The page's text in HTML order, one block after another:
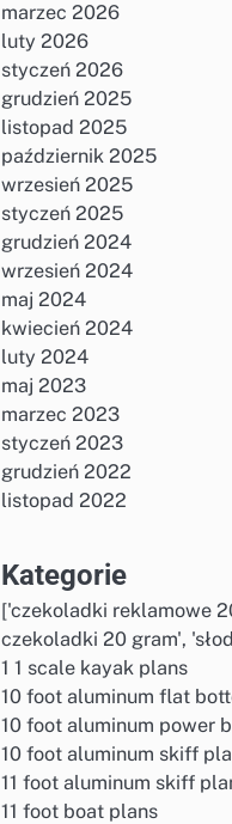
marzec 2026
luty 2026
styczeń 2026
grudzień 2025
listopad 2025
październik 2025
wrzesień 2025
styczeń 2025
grudzień 2024
wrzesień 2024
maj 2024
kwiecień 2024
luty 2024
maj 2023
marzec 2023
styczeń 2023
grudzień 2022
listopad 2022
Kategorie
['czekoladki reklamowe
czekoladki 20 gram',
1 1 scale kayak plans
10 foot aluminum flat
10 foot aluminum power
10 foot aluminum skiff
11 foot aluminum skiff
11 foot boat plans